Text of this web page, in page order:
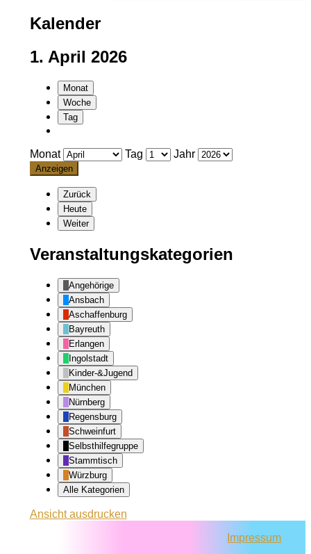
Kalender
1. April 2026
Monat
Woche
Tag
Monat Tag Jahr
Zurück
Heute
Weiter
Veranstaltungskategorien
Angehörige
Ansbach
Aschaffenburg
Bayreuth
Erlangen
Ingolstadt
Kinder-&Jugend
München
Nürnberg
Regensburg
Schweinfurt
Selbsthilfegruppe
Stammtisch
Würzburg
Alle Kategorien
Ansichtausdrucken
Impressum